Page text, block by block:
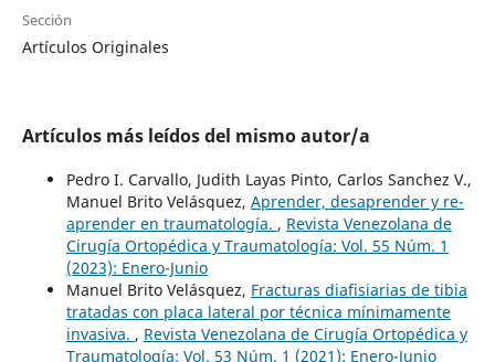
Sección
Artículos Originales
Artículos más leídos del mismo autor/a
Pedro I. Carvallo, Judith Layas Pinto, Carlos Sanchez V.,
Manuel Brito Velásquez, Aprender, desaprender y re-
aprender en traumatología. , Revista Venezolana de
Cirugía Ortopédica y Traumatología: Vol. 55 Núm. 1
(2023): Enero-Junio
Manuel Brito Velásquez, Fracturas diafisiarias de tibia
tratadas con placa lateral por técnica mínimamente
invasiva. , Revista Venezolana de Cirugía Ortopédica y
Traumatología: Vol. 53 Núm. 1 (2021): Enero-Junio